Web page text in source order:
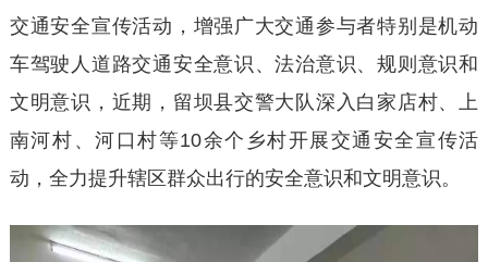
交通安全宣传活动，增强广大交通参与者特别是机动
车驾驶人道路交通安全意识、法治意识、规则意识和
文明意识，近期，留坝县交警大队深入白家店村、上
南河村、河口村等10余个乡村开展交通安全宣传活
动，全力提升辖区群众出行的安全意识和文明意识。